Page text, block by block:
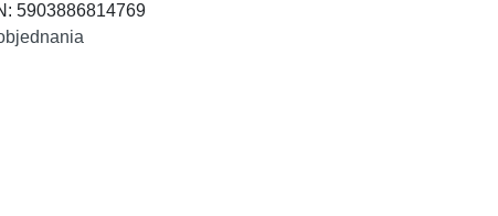
5903886814769